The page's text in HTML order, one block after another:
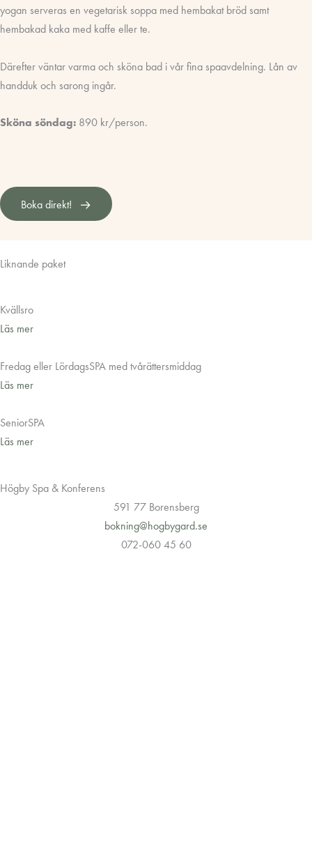
yogan serveras en vegetarisk soppa med hembakat bröd samt
hembakad kaka med kaffe eller te.
Därefter väntar varma och sköna bad i vår fina spaavdelning. Lån av
handduk och sarong ingår.
Sköna söndag: 890 kr/person.
Boka direkt!
Liknande paket
Kvällsro
Läs mer
Fredag eller LördagsSPA med tvårättersmiddag
Läs mer
SeniorSPA
Läs mer
Högby Spa & Konferens
591 77 Borensberg
bokning@hogbygard.se
072-060 45 60